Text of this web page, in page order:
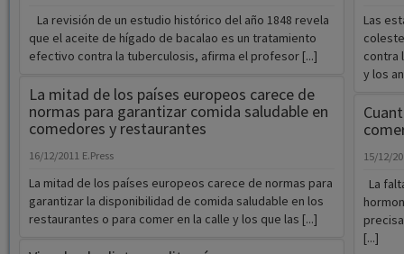
La mitad de los países europeos carece de
normas para garantizar comida saludable en
comedores y restaurantes
16/12/2011 E.Press
La mitad de los países europeos carece de normas para
garantizar la disponibilidad de comida saludable en los
restaurantes o para comer en la calle y los que las [...]
Vinculan la dieta mediterránea a una mayor
movilidad del esperma
La